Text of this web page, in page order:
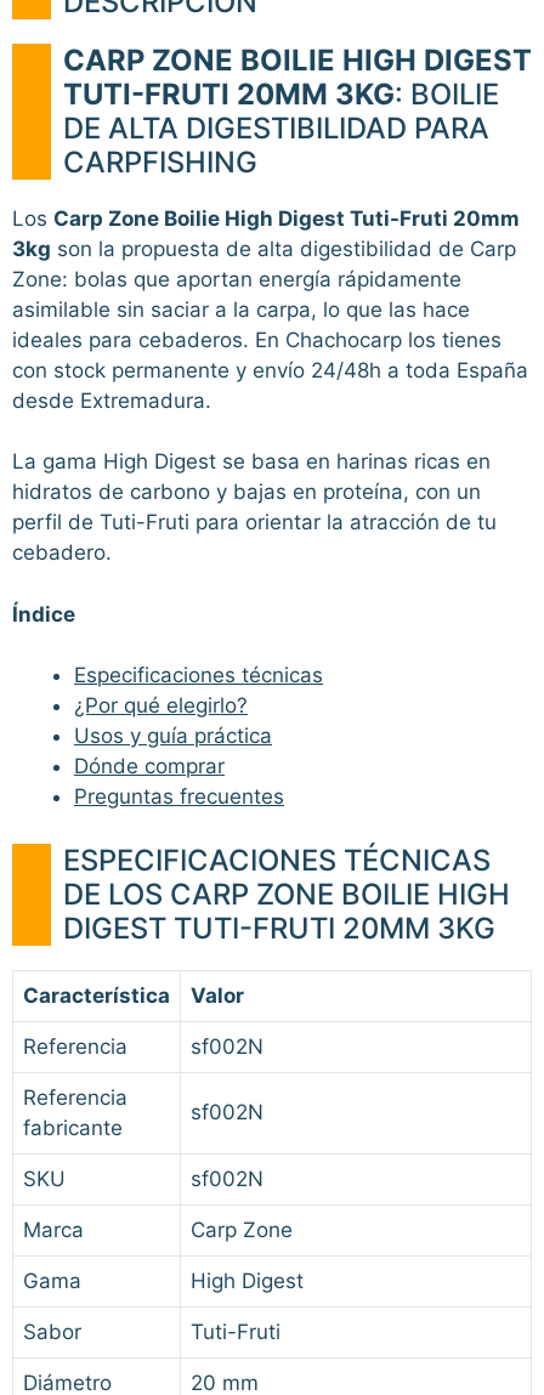
CARP ZONE BOILIE HIGH DIGEST
TUTI-FRUTI 20MM 3KG: BOILIE
DE ALTA DIGESTIBILIDAD PARA
CARPFISHING
Los Carp Zone Boilie High Digest Tuti-Fruti 20mm
3kg son la propuesta de alta digestibilidad de Carp
Zone: bolas que aportan energía rápidamente
asimilable sin saciar a la carpa, lo que las hace
ideales para cebaderos. En Chachocarp los tienes
con stock permanente y envío 24/48h a toda España
desde Extremadura.
La gama High Digest se basa en harinas ricas en
hidratos de carbono y bajas en proteína, con un
perfil de Tuti-Fruti para orientar la atracción de tu
cebadero.
Índice
Especificaciones técnicas
¿Por qué elegirlo?
Usos y guía práctica
Dónde comprar
Preguntas frecuentes
ESPECIFICACIONES TÉCNICAS
DE LOS CARP ZONE BOILIE HIGH
DIGEST TUTI-FRUTI 20MM 3KG
Característica Valor
Referencia sf002N
Referencia
fabricante
sf002N
SKU sf002N
Marca Carp Zone
Gama High Digest
Sabor Tuti-Fruti
Diámetro 20 mm